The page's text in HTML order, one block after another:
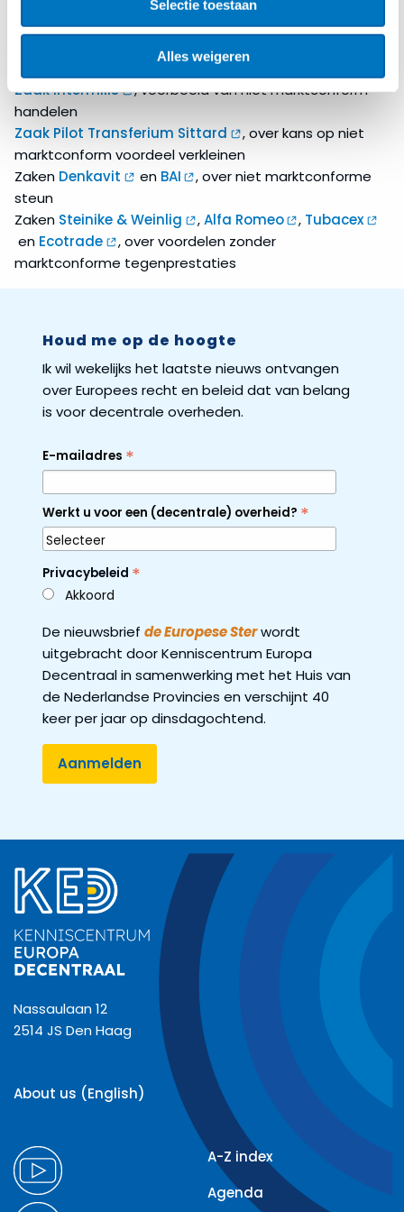
Selectie toestaan
Alles weigeren
investeerderwaarden.
Overige zaken
Zaak Intermills
, voorbeeld van niet marktconform
handelen
Zaak Pilot Transferium Sittard
, over kans op niet
marktconform voordeel verkleinen
Zaken Denkavit en BAI
, over niet marktconforme
steun
Zaken Steinike & Weinlig ,Alfa Romeo , Tubacex
en Ecotrade
, over voordelen zonder
marktconforme tegenprestaties
Houd me op de hoogte
Ik wil wekelijks het laatste nieuws ontvangen
over Europees recht en beleid dat van belang
is voor decentrale overheden.
E-mailadres *
Werkt u voor een (decentrale) overheid? *
Privacybeleid *
Akkoord
De nieuwsbrief de Europese Sterwordt
uitgebracht door Kenniscentrum Europa
Decentraal in samenwerking met het Huis van
de Nederlandse Provincies en verschijnt 40
keer per jaar op dinsdagochtend.
Nassaulaan 12
2514 JS Den Haag
About us (English)
A-Z index
Agenda